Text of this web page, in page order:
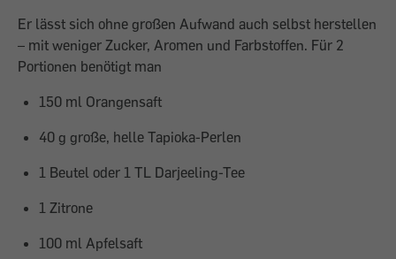
Er lässt sich ohne großen Aufwand auch selbst herstellen
– mit weniger Zucker, Aromen und Farbstoffen. Für 2
Portionen benötigt man
150 ml Orangensaft
40 g große, helle Tapioka-Perlen
1 Beutel oder 1 TL Darjeeling-Tee
1 Zitrone
100 ml Apfelsaft